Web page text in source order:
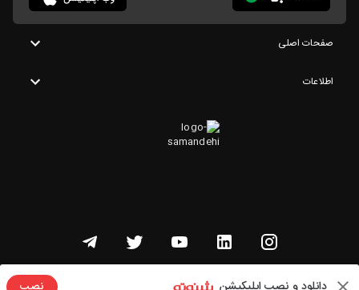
صفحات اصلی
اطلاعات
تمامی حقوق این وبسایت متعلق به شنوتو است